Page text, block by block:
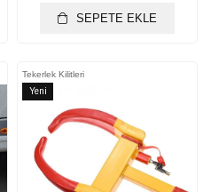
SEPETE EKLE
Tekerlek Kilitleri
Yeni